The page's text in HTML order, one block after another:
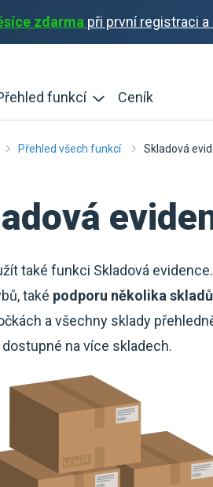
zdarma při první registraci
funkcí Ceník
Přehled všech funkcí Skladová
také funkci Skladová
také podporu několika skladů
a všechny sklady
na více skladech.